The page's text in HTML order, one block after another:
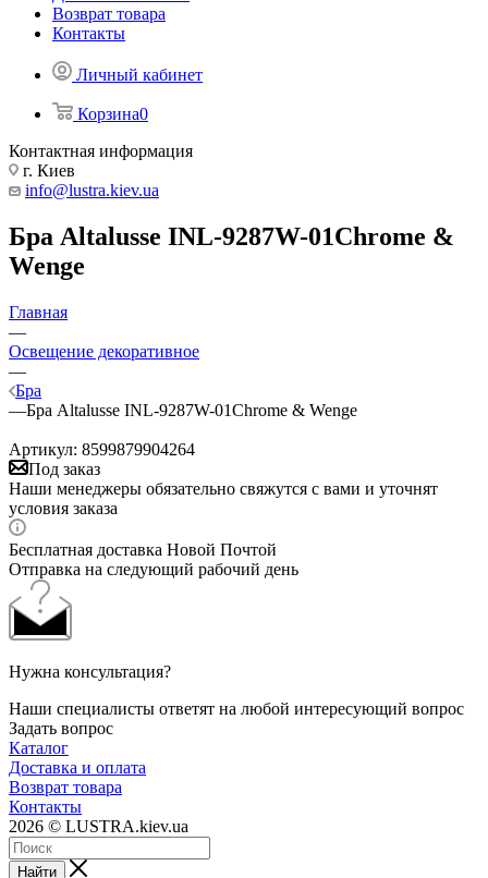
Возврат товара
Контакты
Личный кабинет
Корзина0
Контактная информация
г. Киев
info@lustra.kiev.ua
Бра Altalusse INL-9287W-01Chrome &
Wenge
Главная
—
Освещение декоративное
—
Бра
—Бра Altalusse INL-9287W-01Chrome & Wenge
Артикул: 8599879904264
Под заказ
Наши менеджеры обязательно свяжутся с вами и уточнят
условия заказа
Бесплатная доставка Новой Почтой
Отправка на следующий рабочий день
Нужна консультация?
Наши специалисты ответят на любой интересующий вопрос
Задать вопрос
Каталог
Доставка и оплата
Возврат товара
Контакты
2026 © LUSTRA.kiev.ua
Найти